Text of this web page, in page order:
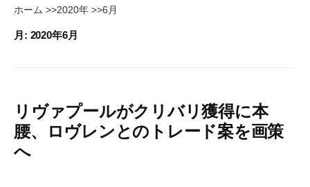
ホーム >>2020年 >>6月
月: 2020年6月
リヴァプールがクリバリ獲得に本
腰、ロヴレンとのトレード案を画策
へ